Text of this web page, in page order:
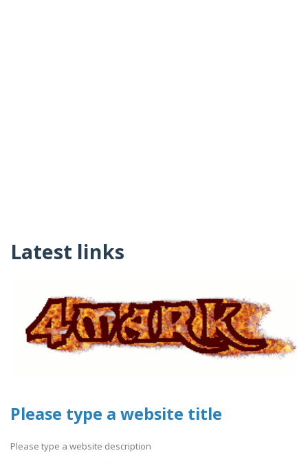
Latest links
Please type a website title
Please type a website description